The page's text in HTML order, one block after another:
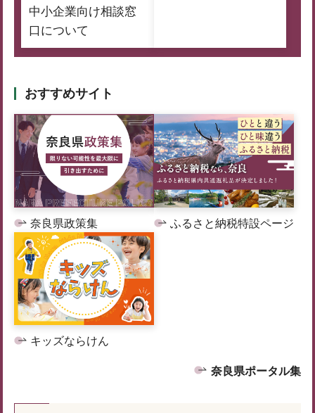
中小企業向け相談窓
口について
おすすめサイト
奈良県政策集 ふるさと納税特設ページ
キッズならけん
奈良県ポータル集